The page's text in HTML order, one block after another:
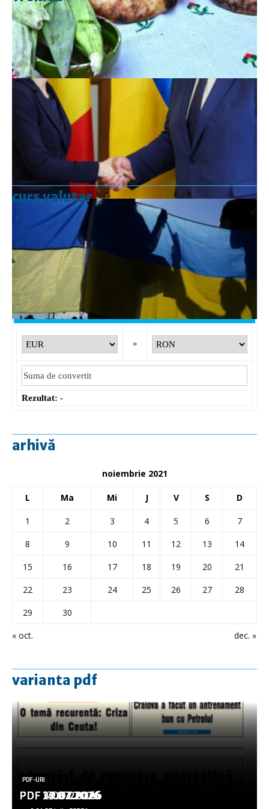
curs valutar
Curs valutar: 07 Aug 2026
EUR: 5,2554 RON
+0,0041 ▲
USD: 4,5584 RON
+0,0077 ▲
CHF
: 5,6244 RON
+0,0023 ▲
GBP
+0,0041 ▲
Convertor valutar
»
Rezultat: -
arhivă
noiembrie 2021
L Ma Mi J V S D
« oct. dec. »
1 2 3 4 5 6
7
8
9 10 11 12 13
14
15
16 17 18 19 20
21
22
23 24 25 26 27
28
29
30
varianta pdf
PDF-URI
PDF 3.08.2026
PDF-URI
PDF 29.07.2026
PDF-URI
PDF 27.07.2026
PDF-URI
PDF 17.07.2026
PDF-URI
PDF 14.07.2026